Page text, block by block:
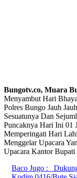
Bungotv.co, Muara
Menyambut Hari
Polres Bungo Jauh
Sesuatunya Dan
Puncaknya Hari Ini 01
Memperingati Hari
Menggelar Upacara
Upacara Kantor
Baco Jugo :